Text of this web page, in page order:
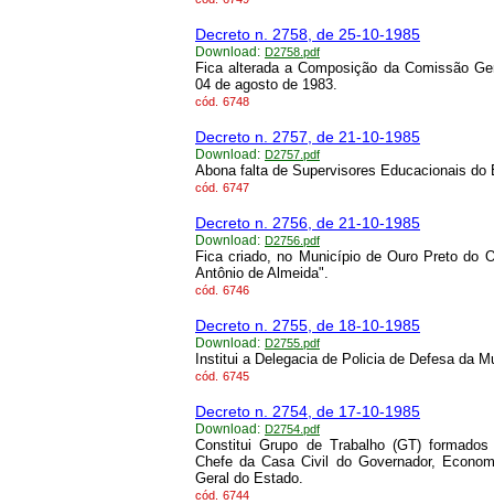
Decreto n. 2758, de 25-10-1985
Download: D2758.pdf
Fica alterada a Composição da Comissão
04 de agosto de 1983.
cód. 6748
Decreto n. 2757, de 21-10-1985
Download: D2757.pdf
Abona falta de Supervisores Educacionais do
cód. 6747
Decreto n. 2756, de 21-10-1985
Download: D2756.pdf
Fica criado, no Município de Ouro Preto do
Antônio de Almeida".
cód. 6746
Decreto n. 2755, de 18-10-1985
Download: D2755.pdf
Institui a Delegacia de Policia de Defesa da
cód. 6745
Decreto n. 2754, de 17-10-1985
Download: D2754.pdf
Constitui Grupo de Trabalho (GT)
Chefe da Casa Civil do Governador,
Geral do Estado.
cód. 6744